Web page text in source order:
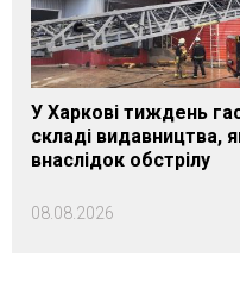
У Харкові тиждень
складі видавництва,
внаслідок обстрілу
08.08.2026